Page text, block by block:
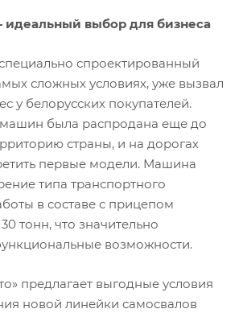
выбор для бизнеса
спроектированный
сложных условиях, уже вызвал
у белорусских покупателей.
была распродана еще до
страны, и на дорогах
первые модели. Машина
типа транспортного
в составе с прицепом
тонн, что значительно
возможности.
предлагает выгодные условия
новой линейки самосвалов